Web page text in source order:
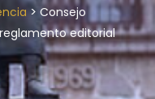
> Consejo
reglamento editorial